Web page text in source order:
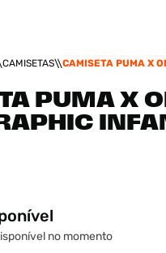
CAMISETAS
CAMISETA PUMA X
PUMA X
no momento